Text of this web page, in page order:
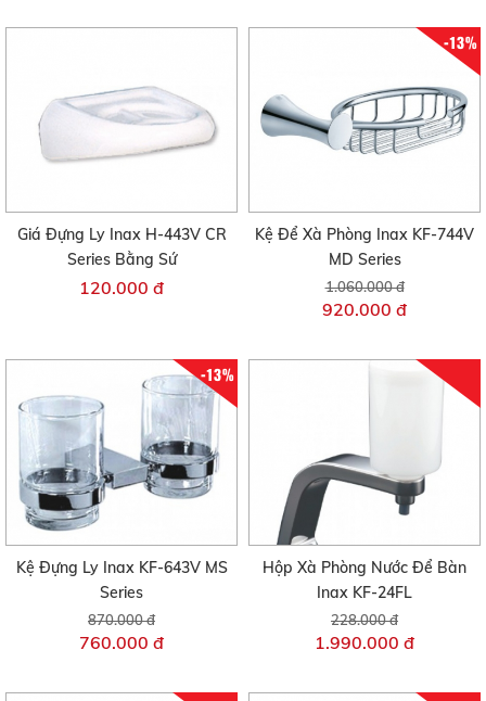
Giá Đựng Ly Inax H-443V CR
Series Bằng Sứ
120.000 đ
-13%
Kệ Để Xà Phòng Inax KF-744V
MD Series
1.060.000 đ
920.000 đ
-13%
Kệ Đựng Ly Inax KF-643V MS
Series
870.000 đ
760.000 đ
Hộp Xà Phòng Nước Để Bàn
Inax KF-24FL
228.000 đ
1.990.000 đ